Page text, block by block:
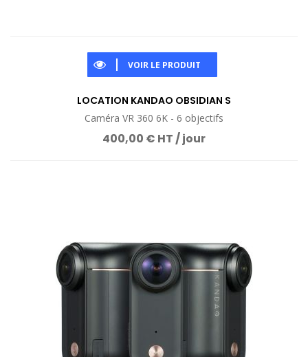
VOIR LE PRODUIT
LOCATION KANDAO OBSIDIAN S
Caméra VR 360 6K - 6 objectifs
400,00 € HT / jour